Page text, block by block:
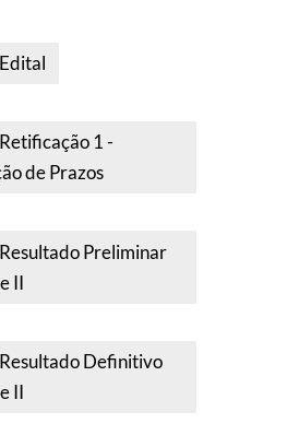
1 -
de Prazos
Preliminar
II
Definitivo
II